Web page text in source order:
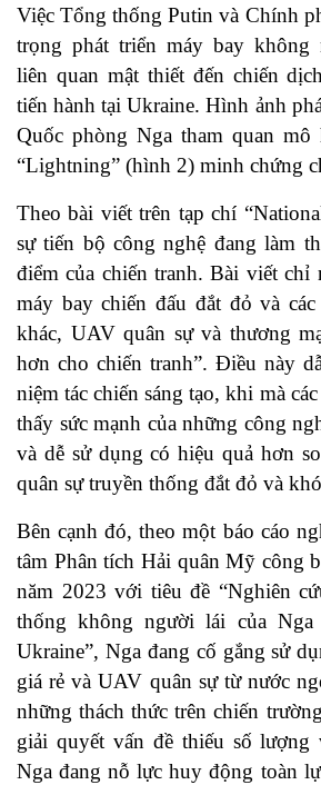
Việc Tổng thống Putin và Chính
trọng phát triển máy bay
liên quan mật thiết đến chiến
tiến hành tại Ukraine. Hình ảnh
Quốc phòng Nga tham quan
“Lightning” (hình 2) minh chứng
Theo bài viết trên tạp chí
sự tiến bộ công nghệ đang làm
điểm của chiến tranh. Bài viết chỉ
máy bay chiến đấu đắt đỏ và
khác, UAV quân sự và thương
hơn cho chiến tranh”. Điều này
niệm tác chiến sáng tạo, khi mà
thấy sức mạnh của những công
và dễ sử dụng có hiệu quả hơn
quân sự truyền thống đắt đỏ và
Bên cạnh đó, theo một báo cáo
tâm Phân tích Hải quân Mỹ công
năm 2023 với tiêu đề “Nghiên
thống không người lái của Nga
Ukraine”, Nga đang cố gắng sử
giá rẻ và UAV quân sự từ nước
những thách thức trên chiến
giải quyết vấn đề thiếu số lượng
Nga đang nỗ lực huy động toàn